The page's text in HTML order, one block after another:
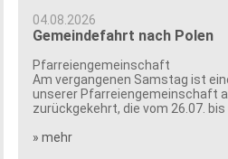
04.08.2026
Gemeindefahrt nach Polen
Pfarreiengemeinschaft
Am vergangenen Samstag ist
unserer Pfarreiengemeinschaft
zurückgekehrt, die vom 26.07. bis
» mehr